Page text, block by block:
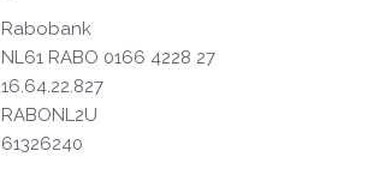
Rabobank
NL61 RABO 0166 4228 27
16.64.22.827
RABONL2U
61326240